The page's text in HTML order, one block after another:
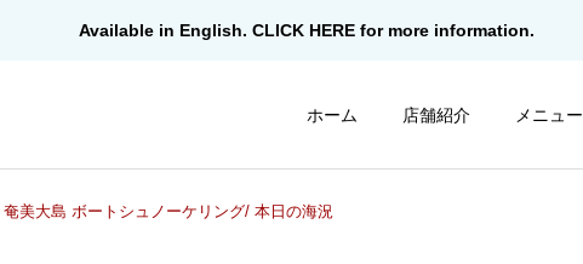
Available in English. CLICK HERE for more information.
ホーム 店舗紹介 メニュー
奄美大島 ボートシュノーケリング/ 本日の海況